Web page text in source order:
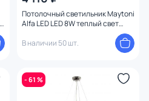
Потолочный светильник Maytoni
Alfa LED LED 8W теплый свет
(2700К) C065CL-8W2.7K-SQ-WB
В наличии 50 шт.
- 61 %